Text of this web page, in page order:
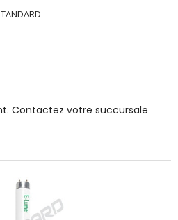
Contactez votre succursale